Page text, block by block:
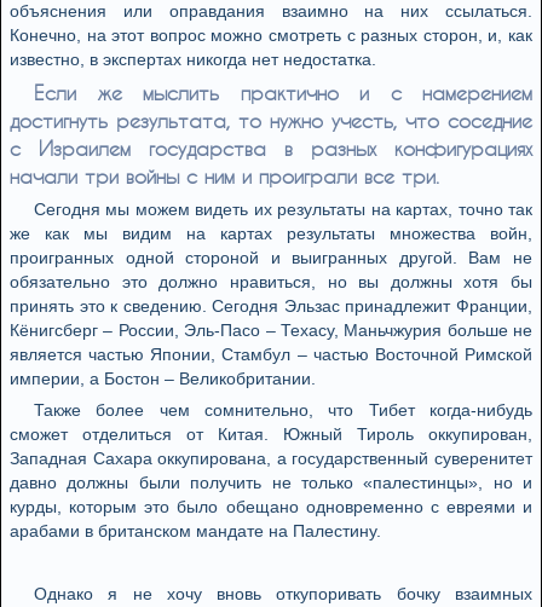
объяснения или оправдания взаимно на них ссылаться.
Конечно, на этот вопрос можно смотреть с разных сторон, и, как
известно, в экспертах никогда нет недостатка.
Если же мыслить практично и с намерением
достигнуть результата, то нужно учесть, что соседние
с Израилем государства в разных конфигурациях
начали три войны с ним и проиграли все три.
Сегодня мы можем видеть их результаты на картах, точно так
же как мы видим на картах результаты множества войн,
проигранных одной стороной и выигранных другой. Вам не
обязательно это должно нравиться, но вы должны хотя бы
принять это к сведению. Сегодня Эльзас принадлежит Франции,
Кёнигсберг – России, Эль-Пасо – Техасу, Маньчжурия больше не
является частью Японии, Стамбул – частью Восточной Римской
империи, а Бостон – Великобритании.
Также более чем сомнительно, что Тибет когда-нибудь
сможет отделиться от Китая. Южный Тироль оккупирован,
Западная Сахара оккупирована, а государственный суверенитет
давно должны были получить не только «палестинцы», но и
курды, которым это было обещано одновременно с евреями и
арабами в британском мандате на Палестину.
Однако я не хочу вновь откупоривать бочку взаимных